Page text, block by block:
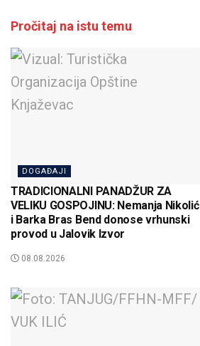
Pročitaj na istu temu
DOGAĐAJI
TRADICIONALNI PANADŽUR ZA
VELIKU GOSPOJINU: Nemanja Nikolić
i Barka Bras Bend donose vrhunski
provod u Jalovik Izvor
08.08.2026